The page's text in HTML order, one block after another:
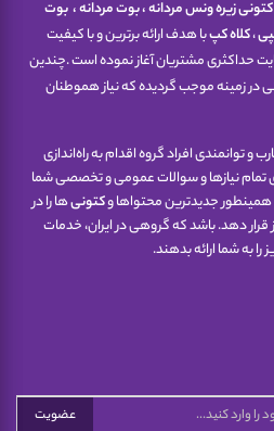
کتونی زیره ونس مردانه،بوت مردانه،بوت
،کلاه کپبا هدف ارائه برترین و با کیفیت
حداکثری مشتریان آغاز نموده است .چندین
در زمینه موجب گردیده که نیاز هموطنان
و توانمندی افراد گروه اقدام به راه‌اندازی
نیازها و سوالات عمومی و تخصصی شما
همینطور جدیدترین محتواها وکتونیها را در
قرار دهد. باشد که گروهی در ایران، خدمات
به شما ارائه بدهند.
عضویت